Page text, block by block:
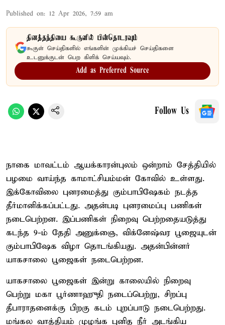
Published on: 12 Apr 2026, 7:59 am
தினத்தந்தியை கூகுளில் பின்தொடரவும்
கூகுள் செய்திகளில் எங்களின் முக்கியச் செய்திகளை
உடனுக்குடன் பெற கிளிக் செய்யவும்.
Add as Preferred Source
Follow Us
நாகை மாவட்டம் ஆயக்காரன்புலம் ஒன்றாம் சேத்தியில்
பழமை வாய்ந்த காமாட்சியம்மன் கோவில் உள்ளது.
இக்கோவிலை புனரமைத்து கும்பாபிஷேகம் நடத்த
தீர்மானிக்கப்பட்டது. அதன்படி புனரமைப்பு பணிகள்
நடைபெற்றன. இப்பணிகள் நிறைவு பெற்றதையடுத்து
கடந்த 9-ம் தேதி அனுக்ஞை, விக்னேஷ்வர பூஜையுடன்
கும்பாபிஷேக விழா தொடங்கியது. அதன்பின்னர்
யாகசாலை பூஜைகள் நடைபெற்றன.
யாகசாலை பூஜைகள் இன்று காலையில் நிறைவு
பெற்று மகா பூர்ணாஹுதி நடைப்பெற்று, சிறப்பு
தீபாராதனைக்கு பிறகு கடம் புறப்பாடு நடைபெற்றது.
மங்கல வாத்தியம் முழங்க புனித நீர் அடங்கிய